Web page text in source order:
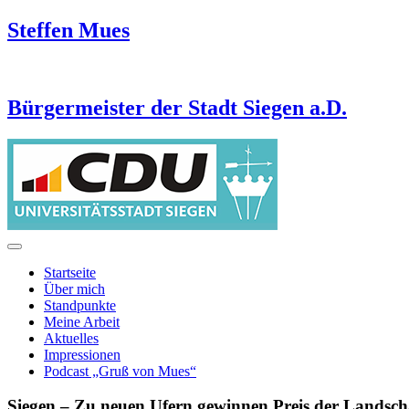
Steffen Mues
Bürgermeister der Stadt Siegen a.D.
Startseite
Über mich
Standpunkte
Meine Arbeit
Aktuelles
Impressionen
Podcast „Gruß von Mues“